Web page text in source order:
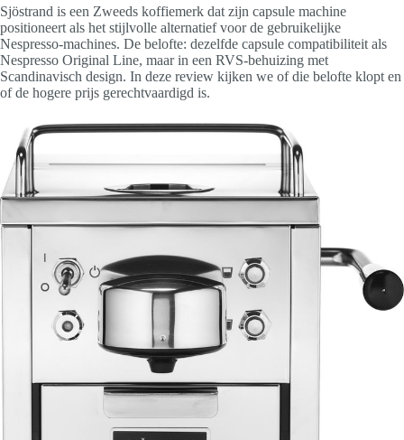
Sjöstrand is een Zweeds koffiemerk dat zijn capsule machine
positioneert als het stijlvolle alternatief voor de gebruikelijke
Nespresso-machines. De belofte: dezelfde capsule compatibiliteit als
Nespresso Original Line, maar in een RVS-behuizing met
Scandinavisch design. In deze review kijken we of die belofte klopt en
of de hogere prijs gerechtvaardigd is.